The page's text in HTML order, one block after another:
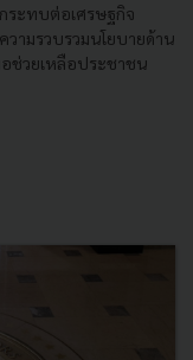
ระทบต่อเศรษฐกิจ
วามรวบรวมนโยบายด้าน
อช่วยเหลือประชาชน